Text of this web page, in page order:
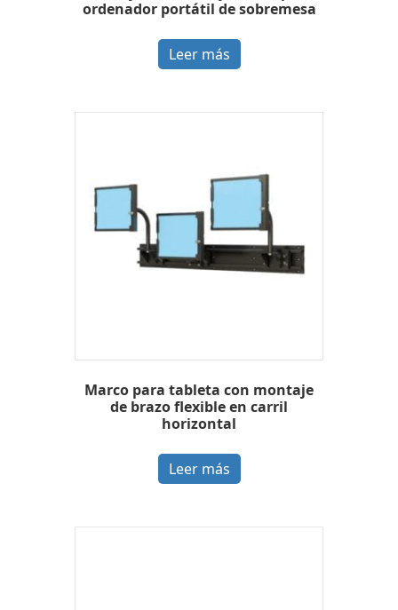
ordenador portátil de sobremesa
Leer más
Marco para tableta con montaje
de brazo flexible en carril
horizontal
Leer más